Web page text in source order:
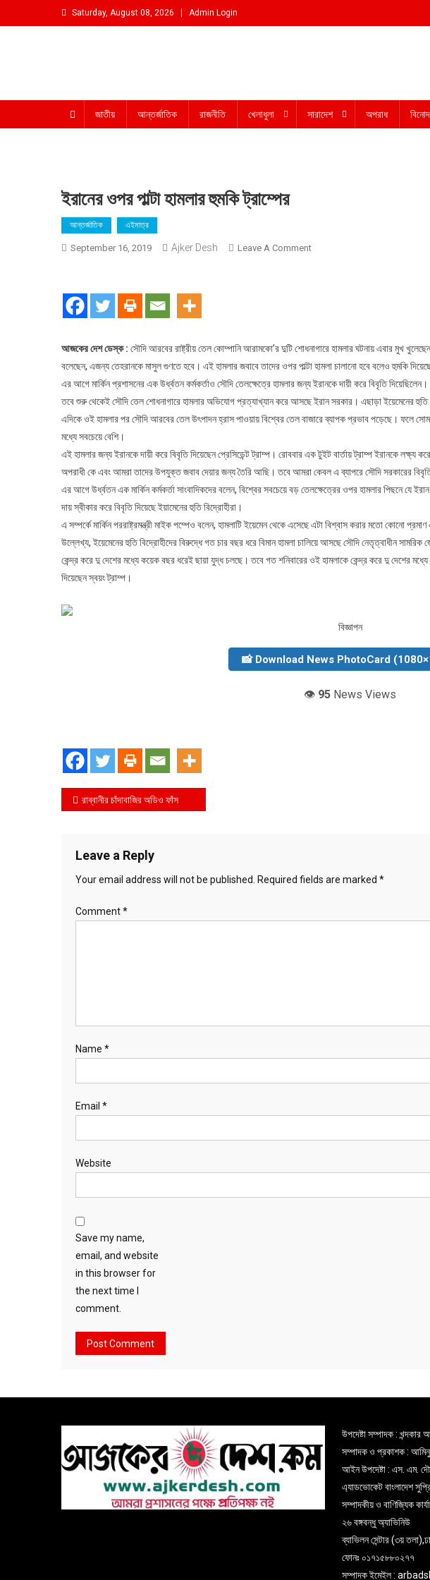
to
Saturday, August 08, 2026 Admin Login
জাতীয় আন্তর্জাতিক রাজনীতি খেলাধুলা সারাদেশ অপরাধ
ইরানের ওপর পাল্টা হামলার হুমকি ট্রাম্পের
আন্তর্জাতিক এইমাত্র
September 16, 2019 Ajker Desh Leave A CommentOn
ট্রাম্পের
আজকের দেশ ডেস্ক : সৌদি আরবের রাষ্ট্রীয় তেল কোম্পানি আরামকো’র দুটি শোধনাগারে হামলার ঘটনায় এবার মুখ খুলেছেন
বলেছেন, এজন্য তেহরানকে মাসুল গুণতে হবে। এই হামলার জবাবে তাদের ওপর পাল্টা হামলা চালানো হবে বলেও হুমকি
এর আগে মার্কিন প্রশাসনের এক উর্ধ্বতন কর্মকর্তাও সৌদি তেলক্ষেত্রে হামলার জন্য ইরানকে দায়ী করে বিবৃতি দিয়েছিলেন।
তবে শুরু থেকেই সৌদি তেল শোধনাগারে হামলার অভিযোগ প্রত্যাখ্যান করে আসছে ইরান সরকার। এছাড়া ইয়েমেনের হুতি
এদিকে ওই হামলার পর সৌদি আরবের তেল উৎপাদন হ্রাস পাওয়ায় বিশ্বের তেল বাজারে ব্যাপক প্রভাব পড়েছে। ফলে
মধ্যে সবচেয়ে বেশি।
এই হামলার জন্য ইরানকে দায়ী করে বিবৃতি দিয়েছেন প্রেসিডেন্ট ট্রাম্প। রোববার এক টুইট বার্তায় ট্রাম্প ইরানকে
অপরাধী কে এবং আমরা তাদের উপযুক্ত জবাব দেয়ার জন্য তৈরি আছি। তবে আমরা কেবল এ ব্যাপরে সৌদি সরকারের
এর আগে উর্ধ্বতন এক মার্কিন কর্মকর্তা সাংবাদিকদের বলেন, বিশ্বের সবচেয়ে বড় তেলক্ষেত্রের ওপর হামলার পিছনে যে
দায় স্বীকার করে বিবৃতি দিয়েছে ইয়ামেনের হুতি বিদ্রোহীরা।
এ সম্পর্কে মার্কিন পররাষ্ট্রমন্ত্রী মাইক পম্পেও বলেন, হামলাটি ইয়েমেন থেকে এসেছে এটা বিশ্বাস করার মতো কোনো
উল্লেখ্য, ইয়েমেনের হুতি বিদ্রোহীদের বিরুদ্ধে গত চার বছর ধরে বিমান হামলা চালিয়ে আসছে সৌদি নেতৃত্বাধীন
কেন্দ্র করে দু দেশের মধ্যে কয়েক বছর ধরেই ছায়া যুদ্ধ চলছে। তবে গত শনিবারের ওই হামলাকে কেন্দ্র করে দু দেশের
দিয়েছেন স্বয়ং ট্রাম্প।
বিজ্ঞাপন
📸 Download News PhotoCard
👁️ 95 News Views
Post
রাব্বানীর চাঁদাবাজির অডিও ফাঁস
Leave a Reply
Your email address will not be published. Required fields are marked *
Comment*
Name *
Email *
Website
Save my name,
email, and website
in this browser for
the next time I
comment.
উপদেষ্টা সম্পাদক : খন্দকার
সম্পাদক ও প্রকাশক :
আইন উপদেষ্টা : এস. এম.
এ্যাডভোকেট বাংলাদেশ
সম্পাদকীয় ও বাণিজ্যিক
২৬ বঙ্গবন্ধু অ্যাভিনিউ
ব্যাভিলন সেন্টার (৩য়
ফোনঃ ০১৭১৫৮৮০২৭৭
সম্পাদক ইমেইল :